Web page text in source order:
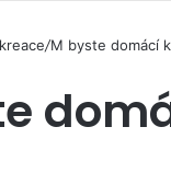
/M byste domácí